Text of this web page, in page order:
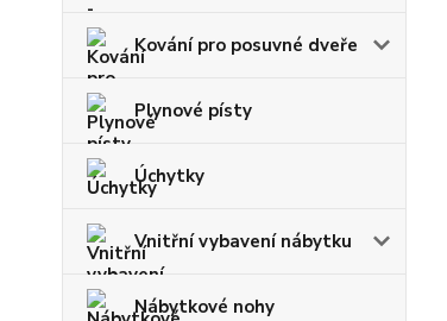
Kování pro posuvné dveře
Plynové písty
Úchytky
Vnitřní vybavení nábytku
Nábytkové nohy